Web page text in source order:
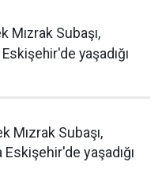
Mızrak Subaşı,
yaşadığı
Mızrak Subaşı,
yaşadığı